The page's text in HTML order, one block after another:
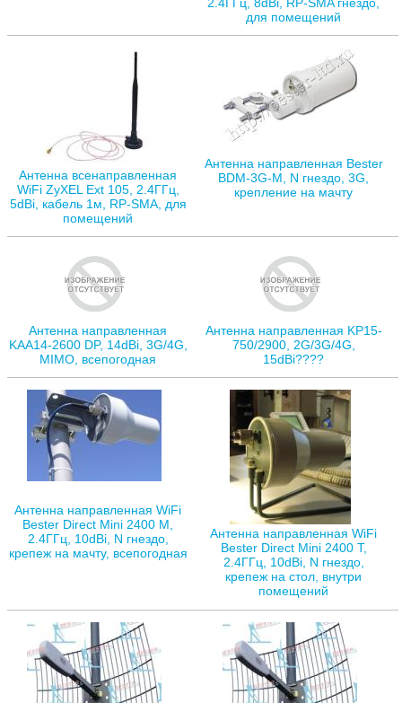
для помещений
Антенна всенаправленная
WiFi ZyXEL Ext 105, 2.4ГГц,
5dBi, кабель 1м, RP-SMA, для
помещений
Антенна направленная Bester
BDM-3G-M, N гнездо, 3G,
крепление на мачту
Антенна направленная
KAA14-2600 DP, 14dBi, 3G/4G,
MIMO, всепогодная
Антенна направленная KP15-
750/2900, 2G/3G/4G,
15dBi????
Антенна направленная WiFi
Bester Direct Mini 2400 M,
2.4ГГц, 10dBi, N гнездо,
крепеж на мачту, всепогодная
Антенна направленная WiFi
Bester Direct Mini 2400 T,
2.4ГГц, 10dBi, N гнездо,
крепеж на стол, внутри
помещений